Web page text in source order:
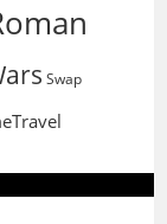
Swap